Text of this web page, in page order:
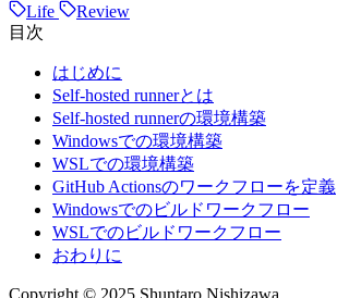
Life
Review
目次
はじめに
Self-hosted runnerとは
Self-hosted runnerの環境構築
Windowsでの環境構築
WSLでの環境構築
GitHub Actionsのワークフローを定義
Windowsでのビルドワークフロー
WSLでのビルドワークフロー
おわりに
Copyright © 2025 Shuntaro Nishizawa